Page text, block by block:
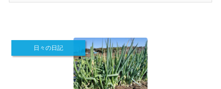
日々の日記